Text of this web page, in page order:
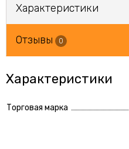
Характеристики
Отзывы 0
Характеристики
Торговая марка